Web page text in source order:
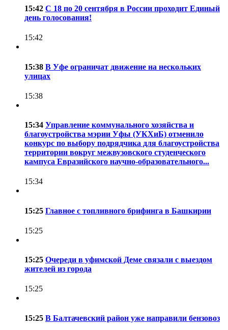
15:42 С 18 по 20 сентября в России проходит Единый
день голосования!
15:42
15:38 В Уфе ограничат движение на нескольких
улицах
15:38
15:34 Управление коммунального хозяйства и
благоустройства мэрии Уфы (УКХиБ) отменило
конкурс по выбору подрядчика для благоустройства
территории вокруг межвузовского студенческого
кампуса Евразийского научно-образовательного...
15:34
15:25 Главное с топливного брифинга в Башкирии
15:25
15:25 Очереди в уфимской Деме связали с выездом
жителей из города
15:25
15:25 В Балтачевский район уже направили бензовоз